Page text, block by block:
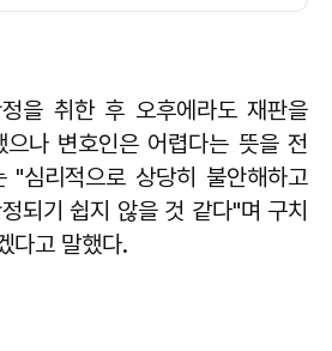
을 취한 후 오후에라도 재판을
나 변호인은 어렵다는 뜻을 전
"심리적으로 상당히 불안해하고
되기 쉽지 않을 것 같다"며 구치
다고 말했다.